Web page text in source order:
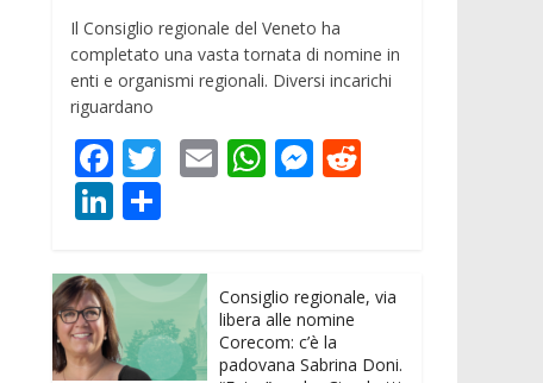
Il Consiglio regionale del Veneto ha
completato una vasta tornata di nomine in
enti e organismi regionali. Diversi incarichi
riguardano
F
ac
e
b
o
o
T
er
E W
A
p
M
n
g
t
Li
k
e
dI
n
di
vi
Consiglio regionale, via
libera alle nomine
Corecom: c’è la
padovana Sabrina Doni.